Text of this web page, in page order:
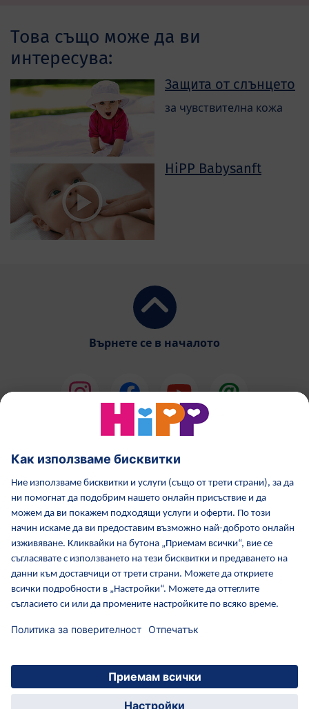
Това също може да ви
интересува:
Защита от слънцето
за чувствителна кожа
HiPP Babysanft
Върнете се в началото
Грижа за кожата от HiPP
HiPP по време бременност
Политика за поверителност
Общи условия
Отпечатване
Повече за HiPP Контакти